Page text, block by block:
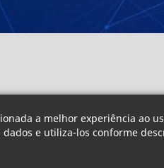
a melhor experiência ao
e utiliza-los conforme